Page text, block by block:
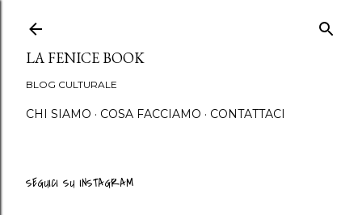
LA FENICE BOOK
BLOG CULTURALE
CHI SIAMO COSA FACCIAMO CONTATTACI
SEGUICI SU INSTAGRAM